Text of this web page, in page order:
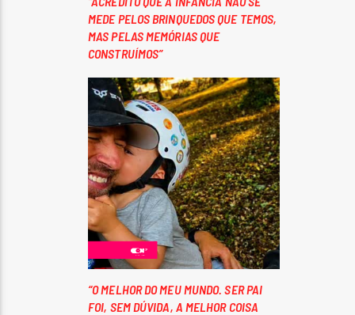
MEDE PELOS BRINQUEDOS QUE TEMOS,
MAS PELAS MEMÓRIAS QUE
CONSTRUÍMOS”
“O MELHOR DO MEU MUNDO. SER PAI
FOI, SEM DÚVIDA, A MELHOR COISA